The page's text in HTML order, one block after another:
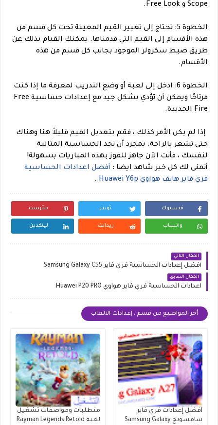
Scope و Free Look.
الخطوة 5: تحتاج إلى تغيير القيم المعينة تحت كل قسم من
هذه الأقسام إلى القيم التي قدمناها. يمكنك القيام بذلك عن
طريق ضبط سكرولر الموجود بجانب كل قسم من هذه
الأقسام.
الخطوة 6: ادخل إلى لعبة أو وضع التدريب لمعرفة ما إذا كنت
مرتاحًا ويمكن أن تؤدي بشكل جيد مع إعدادات حساسية Free
Fire الجديدة.
إذا لم يكن الأمر كذلك ، فقم بتعديل القيم قليلاً هنا وهناك
حتى تشعر بالراحة. بمجرد أن تجد الحساسية المثالية
لنفسك ، فأنت الآن جاهز للفوز بهذه المباريات بسهولة!
أتمنى لك كل خير شاهد ايضا : أفضل اعدادات الحساسية
فري فاير هاتف هواوي Huawei Y6p
.
فيسبوك تويتر بنترست
واتساب ريدايت لينكدين
المقال التالي
أفضل إعدادات الحساسية فري فاير Samsung Galaxy C55
المقال السابق
اعدادات الحساسية فري فاير هواوي Huawei P20 PRO
أخر المواضيع من قسم : إعدادات-الالعاب
أفضل إعدادات فري فاير
سامسونج Samsung Galaxy
متطلبات ومواصفات تشغيل
لعبة Rayman Legends Retold